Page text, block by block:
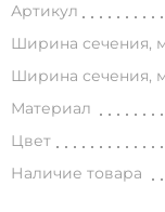
Артикул
Ширина сечения,
Ширина сечения,
Материал
Цвет
Наличие товара